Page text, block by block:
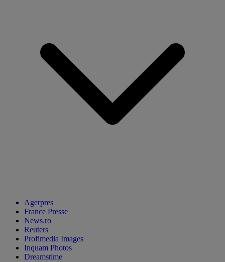
Agerpres
France Presse
News.ro
Reuters
Profimedia Images
Inquam Photos
Dreamstime